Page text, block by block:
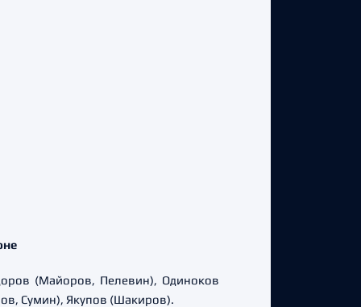
(Майоров, Пелевин), Одиноков
Сумин), Якупов (Шакиров).